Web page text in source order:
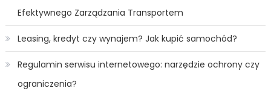
Efektywnego Zarządzania Transportem
Leasing, kredyt czy wynajem? Jak kupić samochód?
Regulamin serwisu internetowego: narzędzie ochrony czy
ograniczenia?